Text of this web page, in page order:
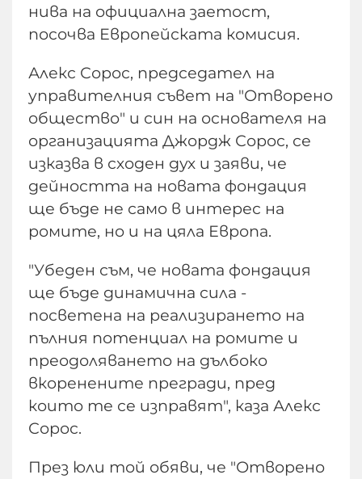
нива на официална заетост,
посочва Европейската комисия.
Алекс Сорос, председател на
управителния съвет на "Отворено
общество" и син на основателя на
организацията Джордж Сорос, се
изказва в сходен дух и заяви, че
дейността на новата фондация
ще бъде не само в интерес на
ромите, но и на цяла Европа.
"Убеден съм, че новата фондация
ще бъде динамична сила -
посветена на реализирането на
пълния потенциал на ромите и
преодоляването на дълбоко
вкоренените прегради, пред
които те се изправят", каза Алекс
Сорос.
През юли той обяви, че "Отворено